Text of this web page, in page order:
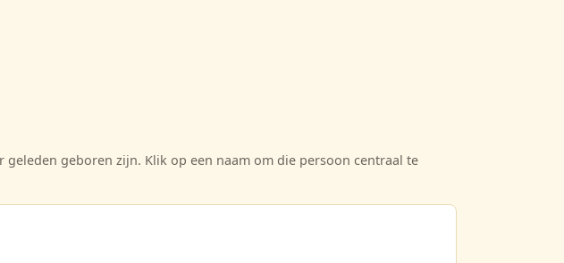
geboren zijn. Klik op een naam om die persoon centraal te